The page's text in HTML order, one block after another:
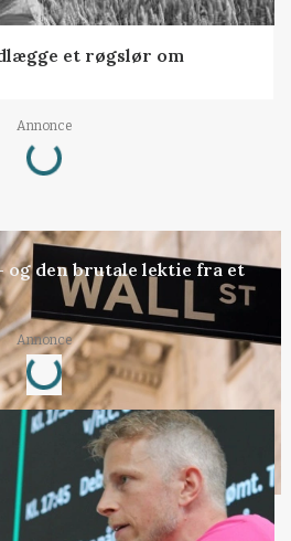
et røgslør om
Annonce
Loading...
og den brutale lektie fra et
Annonce